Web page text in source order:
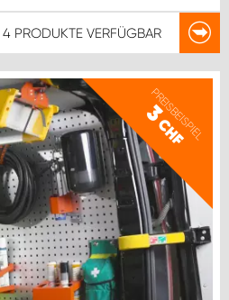
4 PRODUKTE VERFÜGBAR
PREISBEISPIEL
3
CHF